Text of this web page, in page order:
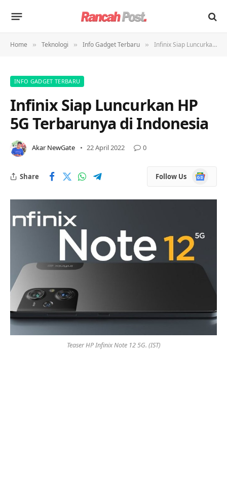
Home » Teknologi » Info Gadget Terbaru » Infinix Siap Luncurkan HP 5G Terbarunya di Indonesia
INFO GADGET TERBARU
Infinix Siap Luncurkan HP
5G Terbarunya di Indonesia
Akar NewGate 22 April 2022 0
Share Follow Us
Google
News
Teaser HP Infinix Note 12 5G. (IST)